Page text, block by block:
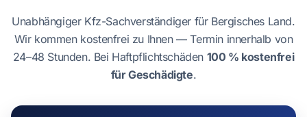
+49 1522 8247114
Unabhängiger Kfz-Sachverständiger für Bergisches Land.
Wir kommen kostenfrei zu Ihnen — Termin innerhalb von
24–48 Stunden. Bei Haftpflichtschäden 100 % kostenfrei
für Geschädigte.